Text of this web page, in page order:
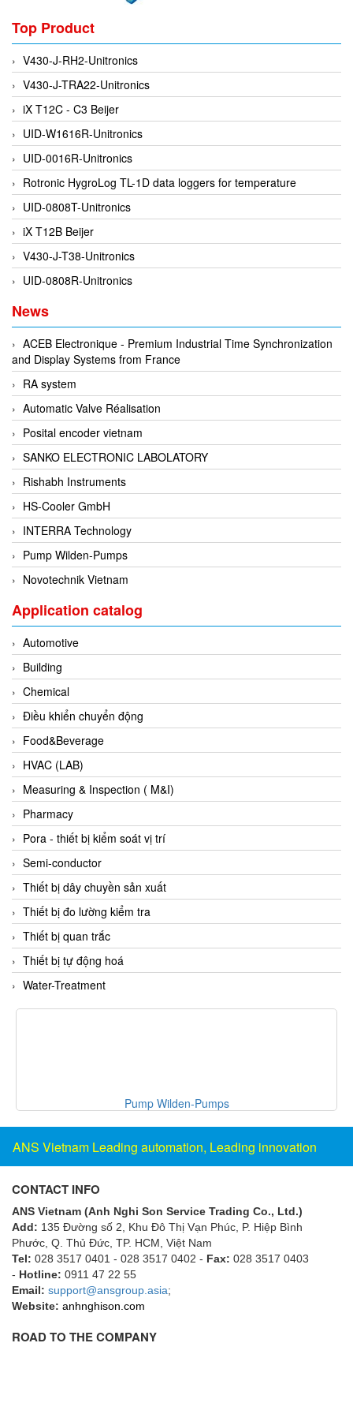
Evoqua
EXAIR
Exergen
Exide Technologies Vietnam
EXOR
FAIRCHILD
FANUC
FDM/ F.lli Della Marca Srl
FEIN
Felm
FESTO
FHF (EATON Crouse-Hinds)
Fife/ Maxcess
Fimet
Fine Suntronix
FineTek
Finna Sensors Vietnam
Fireye
Fischer
Fisher
FISO Vietnam
FLENDER
Flexaust
Flexim
FLIR
FLOMAG
flotron
Flow Force/ Super Green Power-Tech
Floweserve/PMV
Flowline
Flow-Mon
Flowserve
Fluke Process Instruments Vietnam
FMS Vietnam
FOKO / Wintriss
Fomotech Vietnam
Forbes Marshall
FORNEY
Fortex
Fortress
Fritsch Vietnam
FS CABLE
FS Inc Vietnam
FTM Vietnam
Fuji
Fujian LEAD
Fujikura
GAI-Tronics
Top Product
V430-J-RH2-Unitronics
V430-J-TRA22-Unitronics
iX T12C - C3 Beijer
UID-W1616R-Unitronics
UID-0016R-Unitronics
Rotronic HygroLog TL-1D data loggers for temperature
UID-0808T-Unitronics
iX T12B Beijer
V430-J-T38-Unitronics
UID-0808R-Unitronics
News
ACEB Electronique - Premium Industrial Time Synchronization
and Display Systems from France
RA system
Automatic Valve Réalisation
Posital encoder vietnam
SANKO ELECTRONIC LABOLATORY
Rishabh Instruments
HS-Cooler GmbH
INTERRA Technology
Pump Wilden-Pumps
Novotechnik Vietnam
Application catalog
Automotive
Building
Chemical
Điều khiển chuyển động
Food&Beverage
HVAC (LAB)
Measuring & Inspection ( M&I)
Pharmacy
Pora - thiết bị kiểm soát vị trí
Semi-conductor
Thiết bị dây chuyền sản xuất
Thiết bị đo lường kiểm tra
Thiết bị quan trắc
Thiết bị tự động hoá
Water-Treatment
Novotechnik Vietnam
ANS Vietnam Leading automation, Leading innovation
CONTACT INFO
ANS Vietnam (Anh Nghi Son Service Trading Co., Ltd.)
Add: 135 Đường số 2, Khu Đô Thị Vạn Phúc, P. Hiệp Bình
Phước, Q. Thủ Đức, TP. HCM , Việt Nam
Tel: 028 3517 0401 - 028 3517 0402 - Fax: 028 3517 0403
- Hotline: 0911 47 22 55
Email: support@ansgroup.asia;
Website: anhnghison.com
ROAD TO THE COMPANY